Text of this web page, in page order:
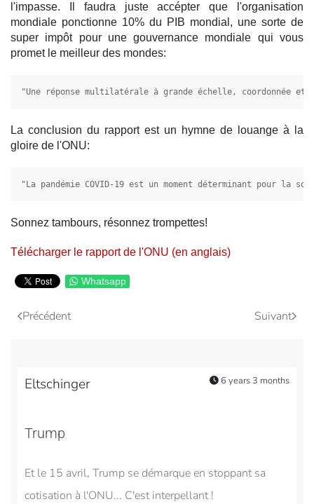
l'impasse. Il faudra juste accépter que l'organisation
mondiale ponctionne 10% du PIB mondial, une sorte de
super impôt pour une gouvernance mondiale qui vous
promet le meilleur des mondes:
"Une réponse multilatérale à grande échelle, coordonnée
La conclusion du rapport est un hymne de louange à la
gloire de l'ONU:
"La pandémie COVID-19 est un moment déterminant
Sonnez tambours, résonnez trompettes!
Télécharger le rapport de l'ONU (en anglais)
Whatsapp
Précédent Suivant
Eltschinger 6 years 3 months
Trump
Et le 15 avril, Trump se démarque en stoppant sa
cotisation à l'ONU... C'est interpellant !